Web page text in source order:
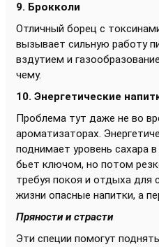
9. Брокколи
Отличный борец с
вызывает сильную работу
вздутием и
чему.
10. Энергетические
Проблема тут даже не во
ароматизаторах.
поднимает уровень сахара
бьет ключом, но потом
требуя покоя и отдыха для
жизни опасные напитки, а
Пряности и страсти
Эти специи помогут